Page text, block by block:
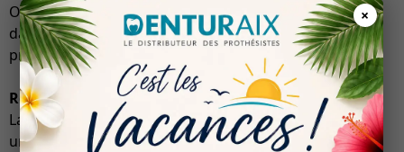
×
Optima garantit une performance constante, même
dans des conditions variées, ce qui en fait un choix
privilégié pour les praticiens.
Résistance à la Rupture
Lagrande résistance à la rupturede cette cire assure
une durabilité accrue lors de son utilisation. Les